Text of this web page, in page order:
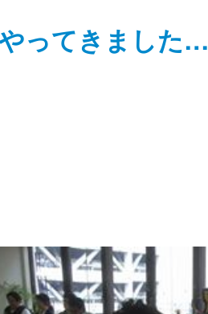
ってきました…